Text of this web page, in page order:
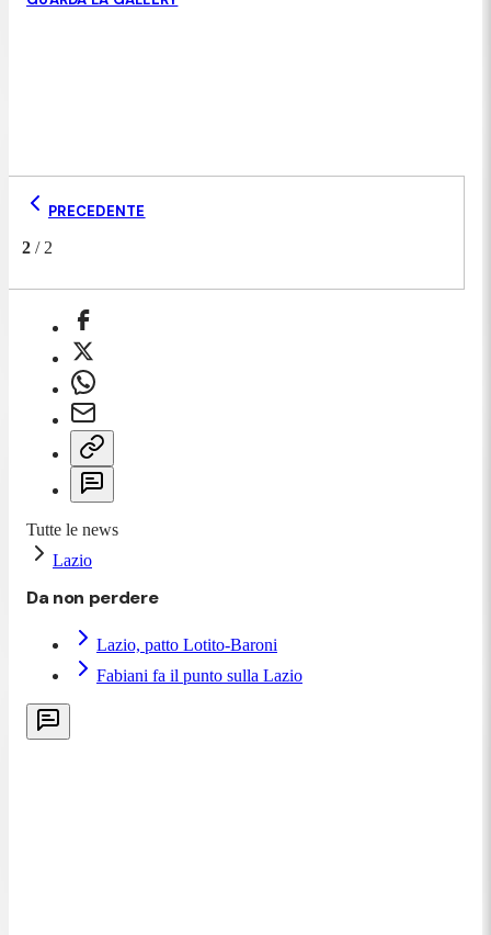
PRECEDENTE
2 / 2
Tutte le news
Lazio
Da non perdere
Lazio, patto Lotito-Baroni
Fabiani fa il punto sulla Lazio